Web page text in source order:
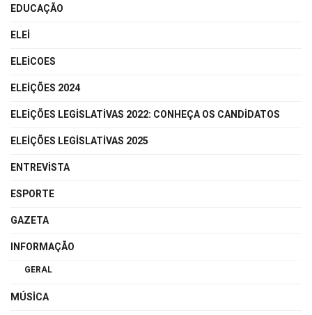
EDUCAÇÃO
ELEI
ELEICOES
ELEIÇÕES 2024
ELEIÇÕES LEGISLATIVAS 2022: CONHEÇA OS CANDIDATOS
ELEIÇÕES LEGISLATIVAS 2025
ENTREVISTA
ESPORTE
GAZETA
INFORMAÇÃO
GERAL
MÚSICA